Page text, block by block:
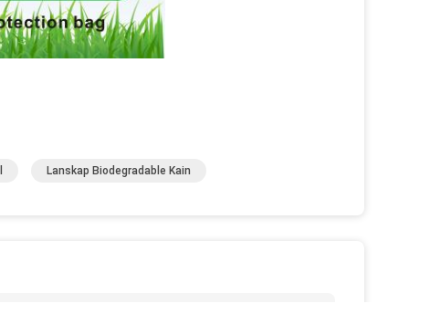
Lanskap Biodegradable Kain